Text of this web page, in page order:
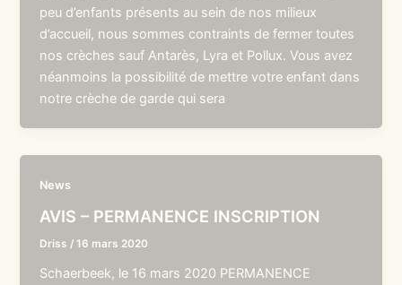
peu d’enfants présents au sein de nos milieux
d’accueil, nous sommes contraints de fermer toutes
nos crèches sauf Antarès, Lyra et Pollux. Vous avez
néanmoins la possibilité de mettre votre enfant dans
notre crèche de garde qui sera
News
AVIS – PERMANENCE INSCRIPTION
Driss /16 mars 2020
Schaerbeek, le 16 mars 2020 PERMANENCE